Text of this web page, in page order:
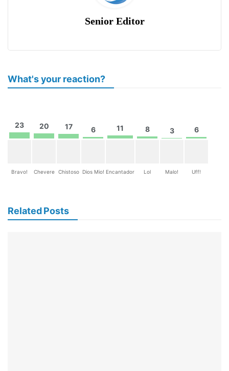
Senior Editor
What's your reaction?
23
Bravo!
20
Chevere
17
Chistoso
6
Dios Mio!
11
Encantador
8
Lol
3
Malo!
6
Uff!
Related Posts